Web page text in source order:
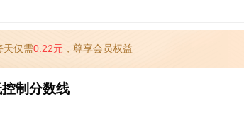
天仅需0.22元 ，尊享会员权益
制分数线